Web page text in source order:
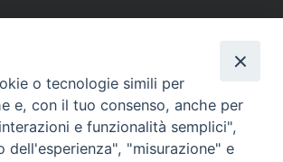
DI ALBANO
Tel.: 06.93268401 - Fax.: 06.9323844
curia@diocesidialbano.it
o tecnologie simili per
e, con il tuo consenso, anche per
e funzionalità semplici",
dell'esperienza", "misurazione" e